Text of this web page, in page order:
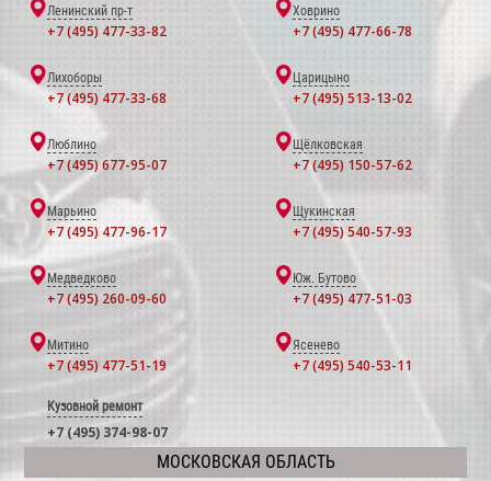
Ленинский пр-т
+7 (495) 477-33-82
Ховрино
+7 (495) 477-66-78
Лихоборы
+7 (495) 477-33-68
Царицыно
+7 (495) 513-13-02
Люблино
+7 (495) 677-95-07
Щёлковская
+7 (495) 150-57-62
Марьино
+7 (495) 477-96-17
Щукинская
+7 (495) 540-57-93
Медведково
+7 (495) 260-09-60
Юж. Бутово
+7 (495) 477-51-03
Митино
+7 (495) 477-51-19
Ясенево
+7 (495) 540-53-11
Кузовной ремонт
+7 (495) 374-98-07
МОСКОВСКАЯ ОБЛАСТЬ